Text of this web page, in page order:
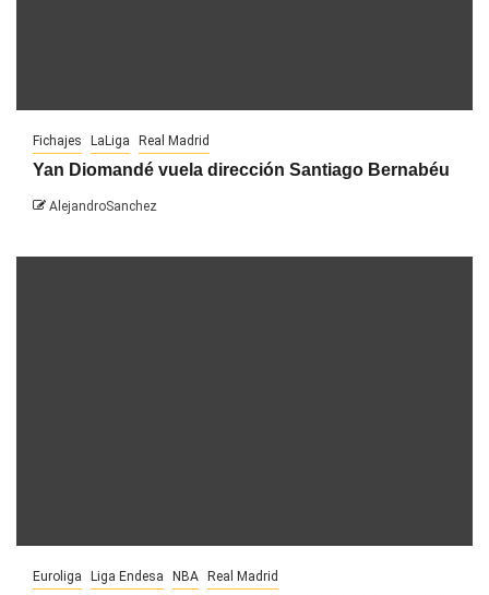
Fichajes LaLiga Real Madrid
Yan Diomandé vuela dirección Santiago Bernabéu
AlejandroSanchez
Euroliga Liga Endesa NBA Real Madrid